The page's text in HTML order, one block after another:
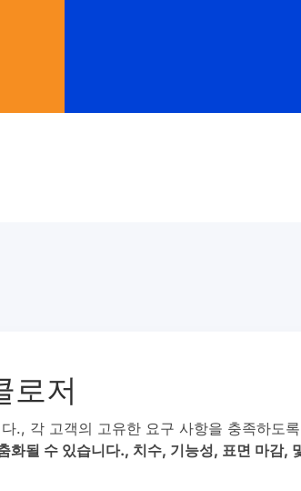
로저
각 고객의 고유한 요구 사항을 충족하도록
화될 수 있습니다., 치수, 기능성, 표면 마감,